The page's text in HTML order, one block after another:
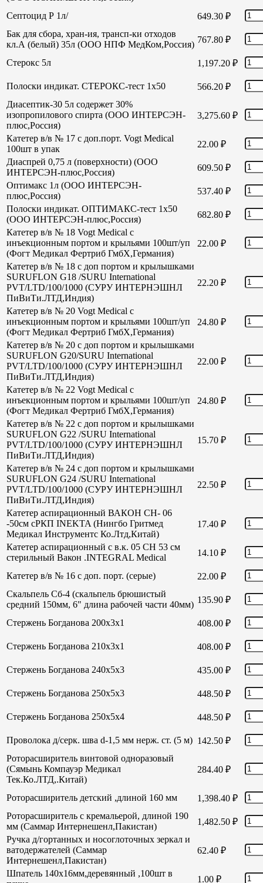
Септоцид Р 1л/
649.30 ₽
Бак для сбора, хран-ия, трансп-ки отходов
кл.А (белый) 35л (ООО НПФ МедКом,Россия) 767.80 ₽
Стерокс 5л 1,197.20 ₽
Полоски индикат. СТЕРОКС-тест 1х50 566.20 ₽
Диасептик-30 5л содержет 30%
изопропилового спирта (ООО ИНТЕРСЭН-
плюс,Россия)
3,275.60 ₽
Катетер в/в № 17 с доп.порт. Vogt Medical
100шт в упак
22.00 ₽
Диаспрей 0,75 л (поверхности) (ООО
ИНТЕРСЭН-плюс,Россия)
609.50 ₽
Оптимакс 1л (ООО ИНТЕРСЭН-
плюс,Россия)
537.40 ₽
Полоски индикат. ОПТИМАКС-тест 1х50
(ООО ИНТЕРСЭН-плюс,Россия)
682.80 ₽
Катетер в/в № 18 Vogt Medical с
инъекционным портом и крыльями 100шт/уп
(Фогт Медикал Фертриб ГмбХ,Германия)
22.00 ₽
Катетер в/в № 18 с доп портом и крылышками
SURUFLON G18 /SURU International
PVT/LTD/100/1000 (СУРУ ИНТЕРНЭШНЛ
ПиВиТи.ЛТД,Индия)
22.20 ₽
Катетер в/в № 20 Vogt Medical с
инъекционным портом и крыльями 100шт/уп
(Фогт Медикал Фертриб ГмбХ,Германия)
24.80 ₽
Катетер в/в № 20 с доп портом и крылышками
SURUFLON G20/SURU International
PVT/LTD/100/1000 (СУРУ ИНТЕРНЭШНЛ
ПиВиТи.ЛТД,Индия)
22.00 ₽
Катетер в/в № 22 Vogt Medical с
инъекционным портом и крыльями 100шт/уп
(Фогт Медикал Фертриб ГмбХ,Германия)
24.80 ₽
Катетер в/в № 22 с доп портом и крылышками
SURUFLON G22 /SURU International
PVT/LTD/100/1000 (СУРУ ИНТЕРНЭШНЛ
ПиВиТи.ЛТД,Индия)
15.70 ₽
Катетер в/в № 24 с доп портом и крылышками
SURUFLON G24 /SURU International
PVT/LTD/100/1000 (СУРУ ИНТЕРНЭШНЛ
ПиВиТи.ЛТД,Индия)
22.50 ₽
Катетер аспирационный ВАКОН СН- 06
-50см сРКП INEKTA (Нингбо Гритмед
Медикал Инструментс Ко.Лтд,Китай)
17.40 ₽
Катетер аспирационный с в.к. 05 СН 53 см
стерильный Вакон .INTEGRAL Medical
14.10 ₽
Катетер в/в № 16 с доп. порт. (серые) 22.00 ₽
Скальпель Сб-4 (скальпель брюшистый
средний 150мм, 6" длина рабочей части 40мм) 135.90 ₽
Стержень Богданова 200х3х1 408.00 ₽
Стержень Богданова 210х3х1 408.00 ₽
Стержень Богданова 240х5х3 435.00 ₽
Стержень Богданова 250х5х3 448.50 ₽
Стержень Богданова 250х5х4 448.50 ₽
Проволока д/серк. шва d-1,5 мм нерж. ст. (5 м) 142.50 ₽
Роторасширитель винтовой одноразовый
(Сямынь Компауэр Медикал
Тек.Ко.ЛТД,.Китай)
284.40 ₽
Роторасширитель детский ,длиной 160 мм 1,398.40 ₽
Роторасширитель с кремальерой, длиной 190
мм (Саммар Интернешенл,Пакистан)
1,482.50 ₽
Ручка д/гортанных и носоглоточных зеркал и
ватодержателей (Саммар
Интернешенл,Пакистан)
62.40 ₽
Шпатель 140х16мм,деревянный ,100шт в
1.00 ₽